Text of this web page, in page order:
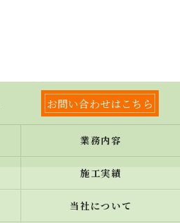
お問い合わせはこちら
業務内容
施工実績
当社について